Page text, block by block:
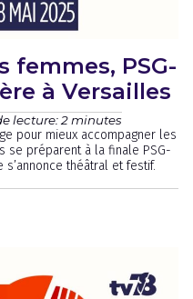
femmes, PSG-
à Versailles
lecture: 2 minutes
pour mieux accompagner les
se préparent à la finale PSG-
théâtral et festif.